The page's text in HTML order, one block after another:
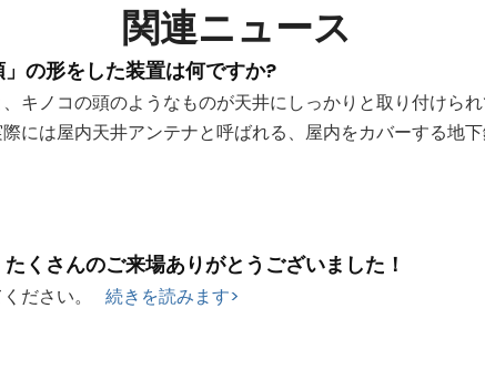
関連ニュース
の形をした装置は何ですか?
キノコの頭のようなものが天井にしっかりと取り付けら
には屋内天井アンテナと呼ばれる、屋内をカバーする地
くさんのご来場ありがとうございました！
ださい。 続きを読みます>